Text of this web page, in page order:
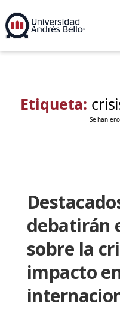
Etiqueta:
Se han
debatirán
sobre la
impacto